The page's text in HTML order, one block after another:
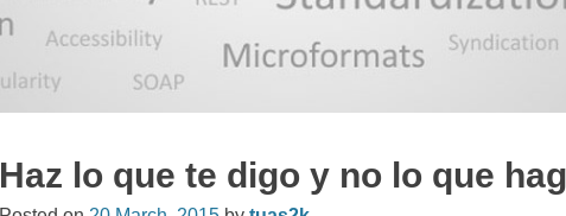
Haz lo que te digo y no lo que